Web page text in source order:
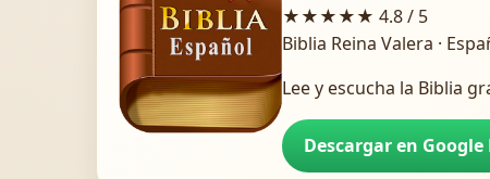
★★★★★ 4.8 / 5
Biblia Reina Valera ·
Lee y escucha la Biblia
Descargar en Google